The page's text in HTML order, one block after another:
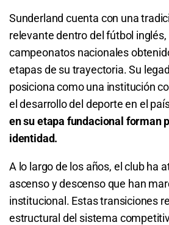
Ipswich FC o Sunderland
1.36 S/ 13,60
Sunderland o Empate
1.49 S/ 14,90
Total de Goles - Más de 0.5
1.07 S/ 10,70
Total de Goles - Más de 1.5
Sunderland cuenta con una
relevante dentro del fútbol
campeonatos nacionales
etapas de su trayectoria. Su
posiciona como una institución
el desarrollo del deporte en el
en su etapa fundacional forman
identidad.
A lo largo de los años, el club ha
ascenso y descenso que han
institucional. Estas transiciones
estructural del sistema